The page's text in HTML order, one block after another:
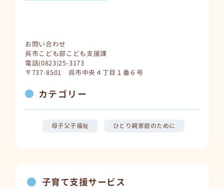
お問い合わせ
呉市こども部こども支援課
電話(0823)25-3173
〒737-8501 呉市中央４丁目１番６号
カテゴリー
母子父子福祉 ひとり親家庭のために
子育て支援サービス